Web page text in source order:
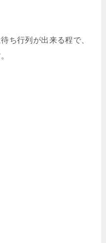
ち行列が出来る程で、